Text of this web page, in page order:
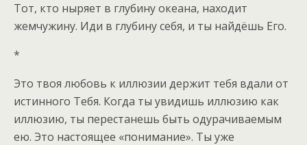
Тот, кто ныряет в глубину океана, находит
жемчужину. Иди в глубину себя, и ты найдёшь Его.
*
Это твоя любовь к иллюзии держит тебя вдали от
истинного Тебя. Когда ты увидишь иллюзию как
иллюзию, ты перестанешь быть одурачиваемым
ею. Это настоящее «понимание». Ты уже